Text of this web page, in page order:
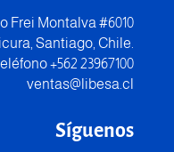
Frei Montalva #6010
Santiago, Chile.
+562 23967100
ventas@libesa.cl
Síguenos